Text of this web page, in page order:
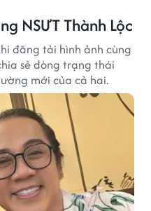
NSƯT Thành Lộc
đăng tải hình ảnh cùng
sẻ dòng trạng thái
mới của cả hai.